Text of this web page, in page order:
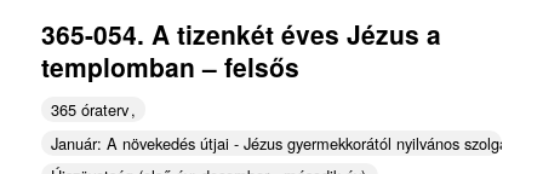
365-054. A tizenkét éves Jézus a
templomban – felsős
365 óraterv
Január: A növekedés útjai - Jézus gyermekkorától nyilvános